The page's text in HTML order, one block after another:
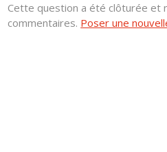
Cette question a été clôturée et
commentaires. Poser une